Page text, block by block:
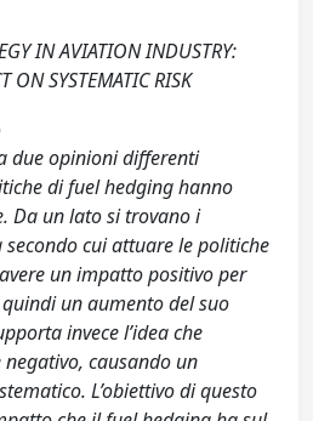
IN AVIATION INDUSTRY:
ON SYSTEMATIC RISK
due opinioni differenti
di fuel hedging hanno
Da un lato si trovano i
cui attuare le politiche
un impatto positivo per
un aumento del suo
invece l’idea che
negativo, causando un
L’obiettivo di questo